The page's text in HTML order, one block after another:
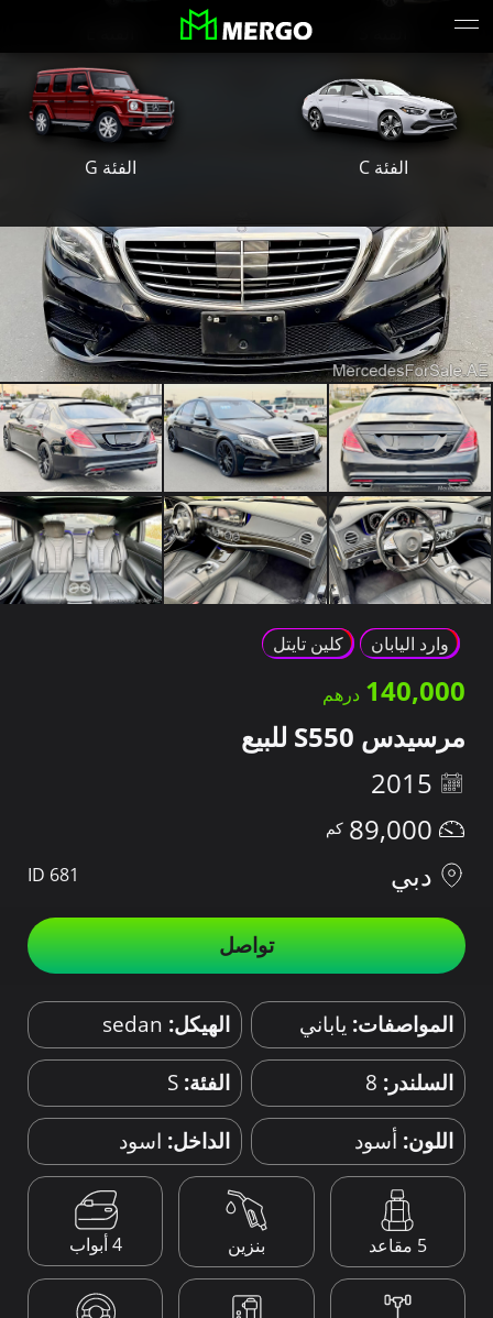
الفئة C الفئة G
وارد اليابان كلين تايتل
140,000
مرسيدس S550 للبيع
2015
89,000
دبي
ID 681
تواصل
المواصفات: ياباني الهيكل: sedan
السلندر: 8 الفئة: S
اللون: أسود الداخل: اسود
5 مقاعد بنزين 4 أبواب